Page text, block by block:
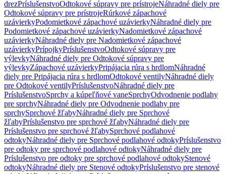
drezPríslušenstvoOdtokové súpravy pre prístrojeNáhradné diely pre
Odtokové súpravy pre prístrojeRúrkové zápachové
uzávierkyPodomietkové zápachové uzávierkyNáhradné diely pre
Podomietkové zápachové uzávierkyNadomietkové zápachové
uzávierkyNáhradné diely pre Nadomietkové zápachové
uzávierkyPrípojkyPríslušenstvoOdtokové súpravy pre
výlevkyNáhradné diely pre Odtokové súpravy pre
výlevkyZápachové uzávierkyPripájacia rúra s hrdlomNáhradné
diely pre Pripájacia rúra s hrdlomOdtokové ventilyNáhradné diely
pre Odtokové ventilyPríslušenstvoNáhradné diely pre
PríslušenstvoSprchy a kúpeľňové vaneSprchyOdvodnenie podlahy
pre sprchyNáhradné diely pre Odvodnenie podlahy pre
sprchySprchové žľabyNáhradné diely pre Sprchové
žľabyPríslušenstvo pre sprchové žľabyNáhradné diely pre
Príslušenstvo pre sprchové žľabySprchové podlahové
odtokyNáhradné diely pre Sprchové podlahové odtokyPríslušenstvo
pre odtoky pre sprchové podlahové odtokyNáhradné diely pre
Príslušenstvo pre odtoky pre sprchové podlahové odtokyStenové
odtokyNáhradné diely pre Stenové odtokyPríslušenstvo pre stenové